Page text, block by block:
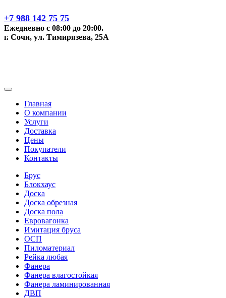
+7 988 142 75 75
Ежедневно с 08:00 до 20:00.
г. Сочи, ул. Тимирязева, 25А
Главная
О компании
Услуги
Доставка
Цены
Покупатели
Контакты
Брус
Блокхаус
Доска
Доска обрезная
Доска пола
Евровагонка
Имитация бруса
ОСП
Пиломатериал
Рейка любая
Фанера
Фанера влагостойкая
Фанера ламинированная
ДВП